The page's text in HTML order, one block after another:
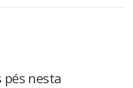
pés nesta